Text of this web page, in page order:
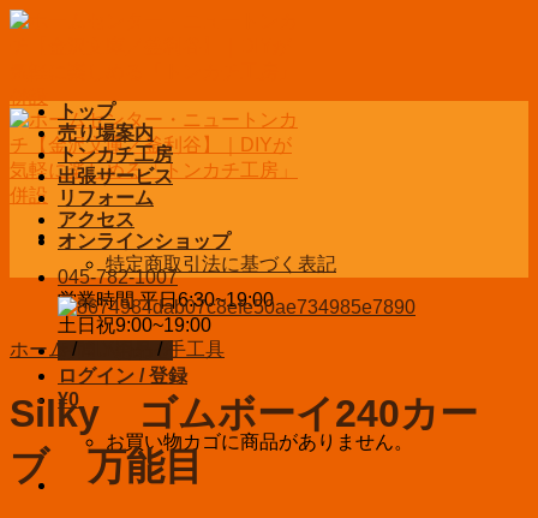
Skip
045-782-1007
営業時間 平日6:30~19:00
土日祝9:00~19:00
お問い合わせ
ログイン / 登録
¥0
お買い物カゴに商品がありません。
トップ
売り場案内
トンカチ工房
出張サービス
リフォーム
アクセス
オンラインショップ
特定商取引法に基づく表記
ホーム / / 手工具
Silky ゴムボーイ240カー
ブ 万能目